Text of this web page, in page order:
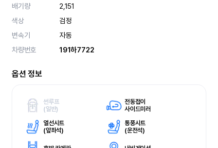
배기량
2,151
색상
검정
변속기
자동
차량번호
191하7722
옵션 정보
썬루프
(일반)
전동접이
사이드미러
열선시트
(앞좌석)
통풍시트
(운전석)